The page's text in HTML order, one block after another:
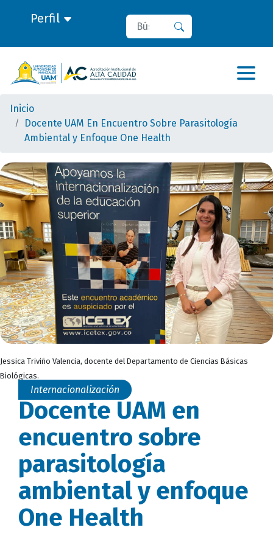
Perfil Buscar
Inicio
Docente UAM En Encuentro Sobre Parasitología
Ambiental y Enfoque One Health
Jessica Triviño Valencia, docente del Departamento de Ciencias Básicas
Biológicas.
Internacionalización
Docente UAM en
encuentro sobre
parasitología
ambiental y enfoque
One Health